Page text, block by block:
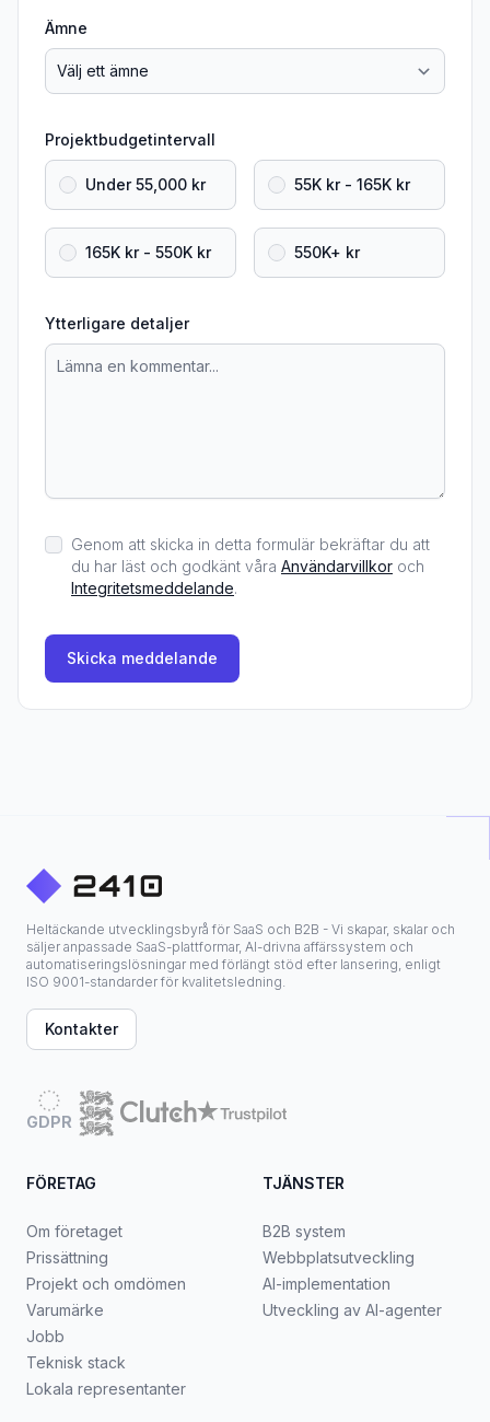
Ämne
Projektbudgetintervall
Under 55,000 kr 55K kr - 165K kr
165K kr - 550K kr 550K+ kr
Ytterligare detaljer
Genom att skicka in detta formulär bekräftar du att
du har läst och godkänt våra Användarvillkor och
Integritetsmeddelande.
Skicka meddelande
Heltäckande utvecklingsbyrå för SaaS och B2B - Vi skapar, skalar och
säljer anpassade SaaS-plattformar, AI-drivna affärssystem och
automatiseringslösningar med förlängt stöd efter lansering, enligt
ISO 9001-standarder för kvalitetsledning.
Kontakter
GDPR
FÖRETAG
Om företaget
Prissättning
Projekt och omdömen
Varumärke
Jobb
Teknisk stack
Lokala representanter
TJÄNSTER
B2B system
Webbplatsutveckling
AI-implementation
Utveckling av AI-agenter